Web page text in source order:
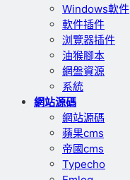
Windows軟件
軟件插件
浏覽器插件
油猴腳本
網盤資源
系統
網站源碼
網站源碼
蘋果cms
帝國cms
Typecho